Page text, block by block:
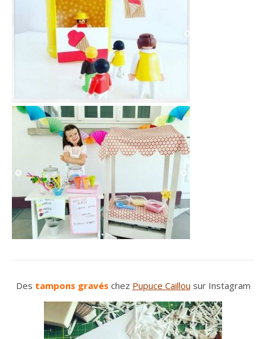
Des tampons gravés chez Pupuce Caillou sur Instagram